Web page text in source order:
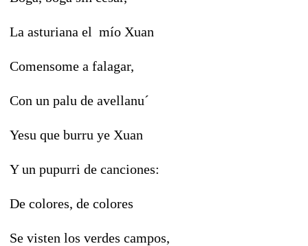
La asturiana el mío Xuan
Comensome a falagar,
Con un palu de avellanu´
Yesu que burru ye Xuan
Y un pupurri de canciones:
De colores, de colores
Se visten los verdes campos,